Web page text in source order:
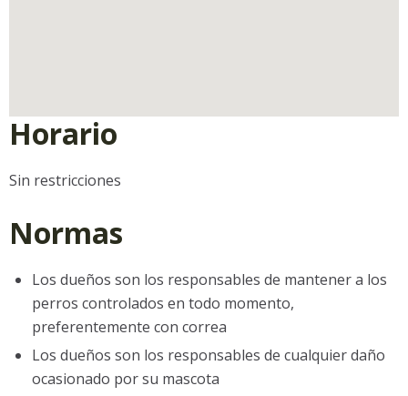
Horario
Sin restricciones
Normas
Los dueños son los responsables de mantener a los
perros controlados en todo momento,
preferentemente con correa
Los dueños son los responsables de cualquier daño
ocasionado por su mascota